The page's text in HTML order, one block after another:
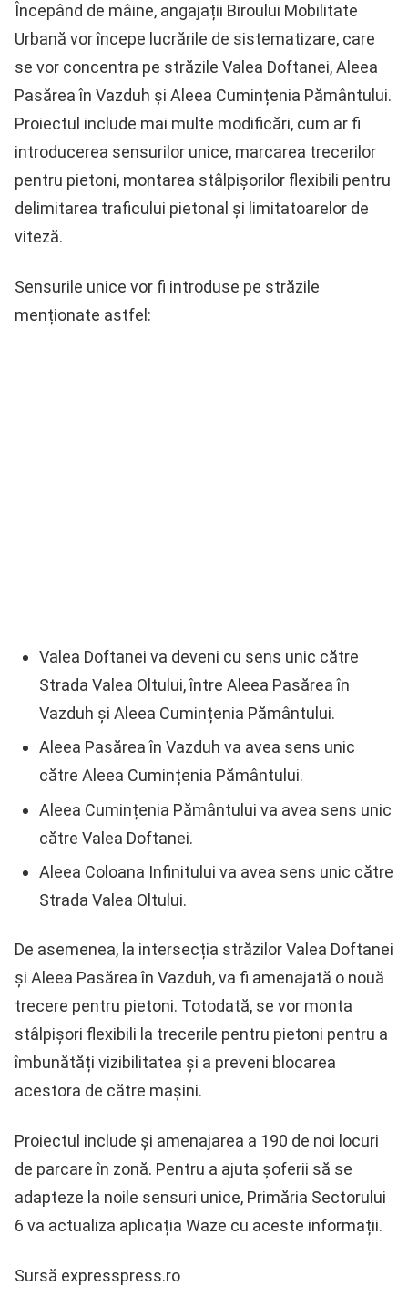
Începând de mâine, angajații Biroului Mobilitate
Urbană vor începe lucrările de sistematizare, care
se vor concentra pe străzile Valea Doftanei, Aleea
Pasărea în Vazduh și Aleea Cumințenia Pământului.
Proiectul include mai multe modificări, cum ar fi
introducerea sensurilor unice, marcarea trecerilor
pentru pietoni, montarea stâlpișorilor flexibili pentru
delimitarea traficului pietonal și limitatoarelor de
viteză.
Sensurile unice vor fi introduse pe străzile
menționate astfel:
Valea Doftanei va deveni cu sens unic către
Strada Valea Oltului, între Aleea Pasărea în
Vazduh și Aleea Cumințenia Pământului.
Aleea Pasărea în Vazduh va avea sens unic
către Aleea Cumințenia Pământului.
Aleea Cumințenia Pământului va avea sens unic
către Valea Doftanei.
Aleea Coloana Infinitului va avea sens unic către
Strada Valea Oltului.
De asemenea, la intersecția străzilor Valea Doftanei
și Aleea Pasărea în Vazduh, va fi amenajată o nouă
trecere pentru pietoni. Totodată, se vor monta
stâlpișori flexibili la trecerile pentru pietoni pentru a
îmbunătăți vizibilitatea și a preveni blocarea
acestora de către mașini.
Proiectul include și amenajarea a 190 de noi locuri
de parcare în zonă. Pentru a ajuta șoferii să se
adapteze la noile sensuri unice, Primăria Sectorului
6 va actualiza aplicația Waze cu aceste informații.
Sursă expresspress.ro